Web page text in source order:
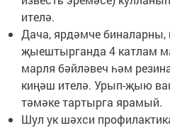
ителә.
Дача, ярдәмче
җыештырганда 4 катлам
марля бәйләвеч һәм
киңәш ителә. Урып-җыю
тәмәке тартырга ярамый.
Шул ук шәхси